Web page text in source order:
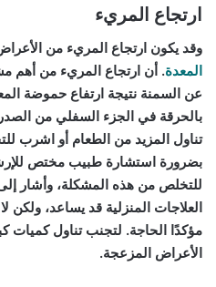
ارتجاع المريء
وقد يكون ارتجاع المريء من
المعدة. أن ارتجاع المريء من أهم
عن السمنة نتيجة ارتفاع حموضة
بالحرقة في الجزء السفلي من
تناول المزيد من الطعام أو اشرب
بضرورة استشارة طبيب مختص
للتخلص من هذه المشكلة، وأشار
العلاجات المنزلية قد يساعد،
مؤكدًا الحاجة. لتجنب تناول كميات
الأعراض المزعجة.